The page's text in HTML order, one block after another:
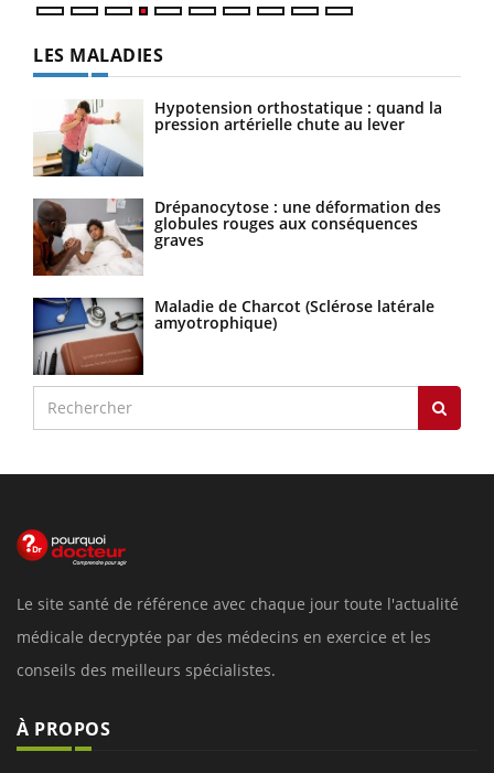
LES MALADIES
Hypotension orthostatique : quand la
pression artérielle chute au lever
Drépanocytose : une déformation des
globules rouges aux conséquences
graves
Maladie de Charcot (Sclérose latérale
amyotrophique)
Le site santé de référence avec chaque jour toute l'actualité
médicale decryptée par des médecins en exercice et les
conseils des meilleurs spécialistes.
À PROPOS